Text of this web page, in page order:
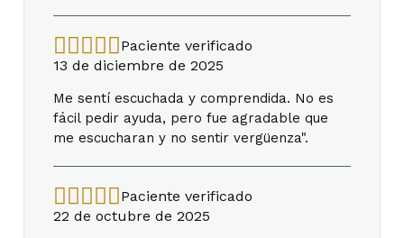
Paciente verificado
13 de diciembre de 2025
Me sentí escuchada y comprendida. No es
fácil pedir ayuda, pero fue agradable que
me escucharan y no sentir vergüenza".
Paciente verificado
22 de octubre de 2025